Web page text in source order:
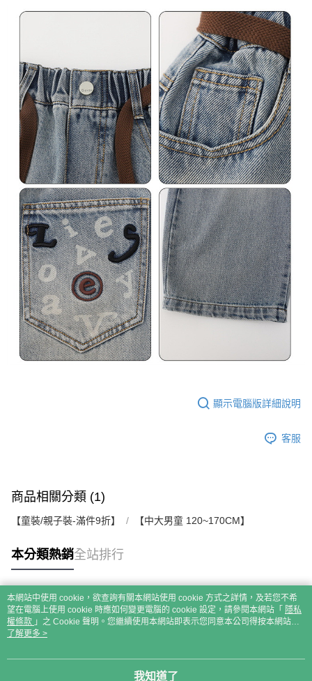
顯示電腦版詳細說明
客服
商品相關分類 (1)
【童裝/親子裝-滿件9折】 【中大男童 120~170CM】
本分類熱銷全站排行
熱門標籤
本網站中使用 cookie，欲查詢有關本網站使用 cookie 方式之詳情，及若您不希
望在電腦上使用 cookie 時應如何變更電腦的 cookie 設定，請參閱本網站「 隱私
權條款 」之 Cookie 聲明。您繼續使用本網站即表示您同意本公司得按本網站使
用條款之 Cookie 聲明使用 cookie。
了解更多 >
我知道了